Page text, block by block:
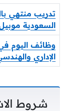
تدريب منتهي
السعودية
وظائف اليوم
الإداري
شروط